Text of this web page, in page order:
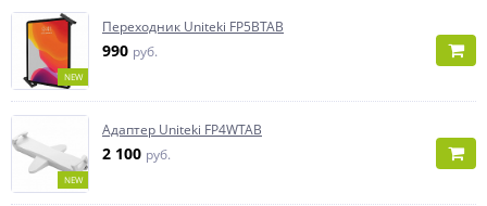
NEW
Переходник Uniteki FP5BTAB
990 руб.
NEW
Адаптер Uniteki FP4WTAB
2 100 руб.